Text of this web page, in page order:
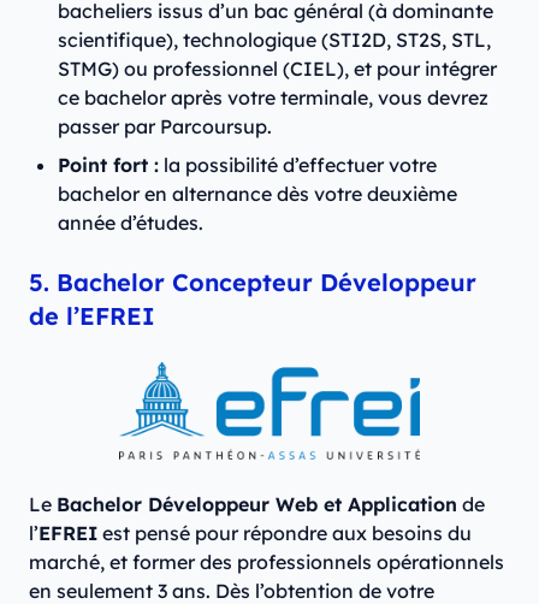
bacheliers issus d’un bac général (à dominante
scientifique), technologique (STI2D, ST2S, STL,
STMG) ou professionnel (CIEL), et pour intégrer
ce bachelor après votre terminale, vous devrez
passer par Parcoursup.
Point fort : la possibilité d’effectuer votre
bachelor en alternance dès votre deuxième
année d’études.
5. Bachelor Concepteur Développeur
de l’EFREI
Le Bachelor Développeur Web et Application de
l’EFREI est pensé pour répondre aux besoins du
marché, et former des professionnels opérationnels
en seulement 3 ans. Dès l’obtention de votre